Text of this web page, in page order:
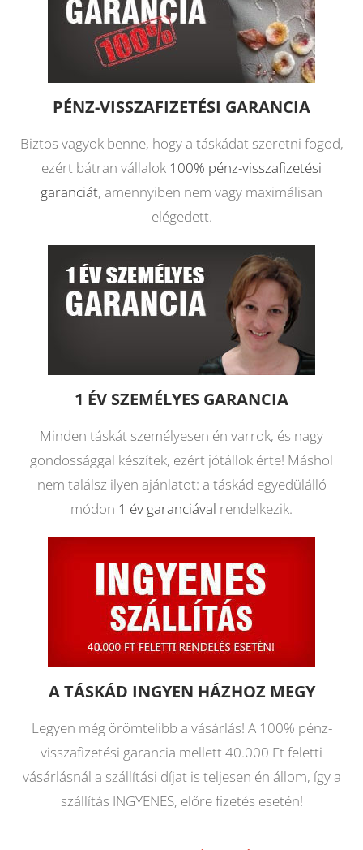
PÉNZ-VISSZAFIZETÉSI GARANCIA
Biztos vagyok benne, hogy a táskádat szeretni fogod,
ezért bátran vállalok 100% pénz-visszafizetési
garanciát, amennyiben nem vagy maximálisan
elégedett.
1 ÉV SZEMÉLYES GARANCIA
Minden táskát személyesen én varrok, és nagy
gondossággal készítek, ezért jótállok érte! Máshol
nem találsz ilyen ajánlatot: a táskád egyedülálló
módon 1 év garanciával rendelkezik.
A TÁSKÁD INGYEN HÁZHOZ MEGY
Legyen még örömtelibb a vásárlás! A 100% pénz-
visszafizetési garancia mellett 40.000 Ft feletti
vásárlásnál a szállítási díjat is teljesen én állom, így a
szállítás INGYENES, előre fizetés esetén!